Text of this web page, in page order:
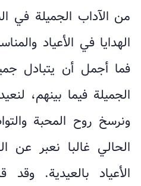
من الآداب الجميلة في
الهدايا في الأعياد
فما أجمل أن يتبادل جميع
الجميلة فيما بينهم،
ونرسخ روح المحبة
الحالي غالبا نعبر عن
الأعياد بالعيدية. وقد